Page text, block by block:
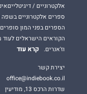
אלקטרוניים /
ספרים אלקטרוניים
הספרים בפני המון
הקוראים הישראלים
וז'אנרים.
קרא עוד
יצירת קשר
office@indiebook.co.il
שדרות הרכס 13, מודיעין